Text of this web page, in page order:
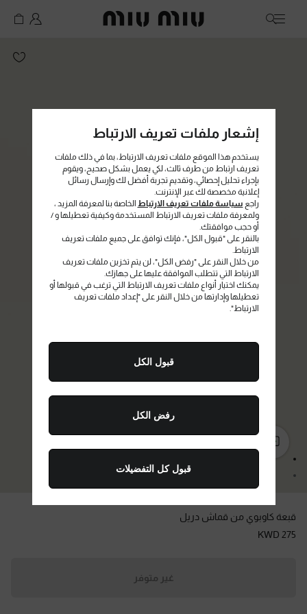
إشعار ملفات تعريف الارتباط
يستخدم هذا الموقع ملفات تعريف الارتباط، بما في ذلك ملفات
تعريف ارتباط من طرف ثالث، لكي يعمل بشكل صحيح، ويقوم
بإجراء تحليل إحصائي، وتقديم تجربة أفضل لك وإرسال رسائل
إعلانية مخصصة لك عبر الإنترنت.
راجع سياسة ملفات تعريف الارتباط الخاصة بنا لمعرفة المزيد ،
ولمعرفة ملفات تعريف الارتباط المستخدمة وكيفية تعطيلها و /
أو حجب موافقتك.
بالنقر على "قبول الكل"، فإنك توافق على جميع ملفات تعريف
الارتباط.
من خلال النقر على "رفض الكل"، لن يتم تخزين ملفات تعريف
الارتباط التي تتطلب الموافقة عليها على جهازك.
يمكنك اختيار أنواع ملفات تعريف الارتباط التي ترغب في قبولها أو
تعطيلها وإدارتها من خلال النقر على "إعداد ملفات تعريف
الارتباط".
قبول الكل
رفض الكل
قبول كل التفضيلات
MiuMiu logo
انتقال إلى الصورة 2
قبعة كاوبوي من قماش دريل
KWD 275
غير متوفر